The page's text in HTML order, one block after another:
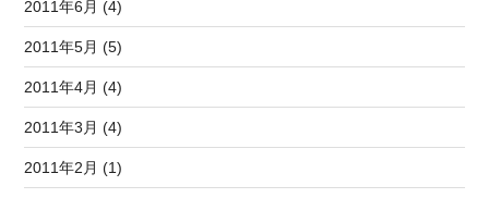
2011年6月 (4)
2011年5月 (5)
2011年4月 (4)
2011年3月 (4)
2011年2月 (1)